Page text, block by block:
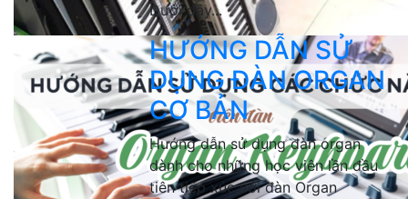
Dưới đây...
HƯỚNG DẪN SỬ
DỤNG ĐÀN ORGAN
CƠ BẢN
Hướng dẫn sử dụng đàn organ
dành cho những học viên lần đầu
tiên tiếp xúc với đàn Organ